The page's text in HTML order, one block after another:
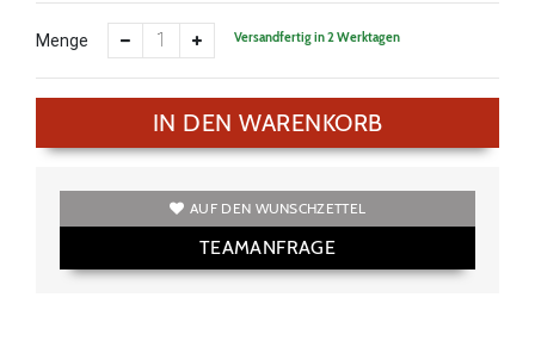
Menge Versandfertig in 2 Werktagen
IN DEN WARENKORB
AUF DEN WUNSCHZETTEL
TEAMANFRAGE